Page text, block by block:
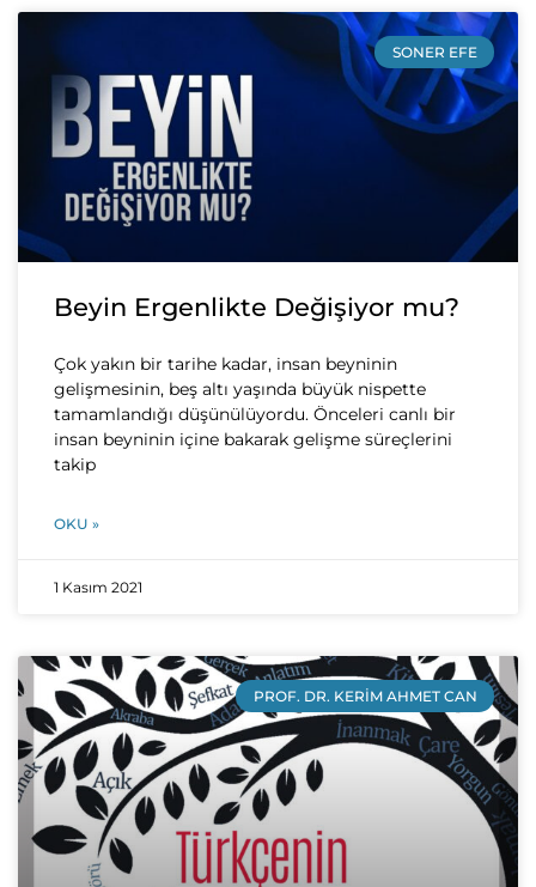
SONER EFE
Beyin Ergenlikte Değişiyor mu?
Çok yakın bir tarihe kadar, insan beyninin
gelişmesinin, beş altı yaşında büyük nispette
tamamlandığı düşünülüyordu. Önceleri canlı bir
insan beyninin içine bakarak gelişme süreçlerini
takip
OKU »
1 Kasım 2021
PROF. DR. KERIM AHMET CAN